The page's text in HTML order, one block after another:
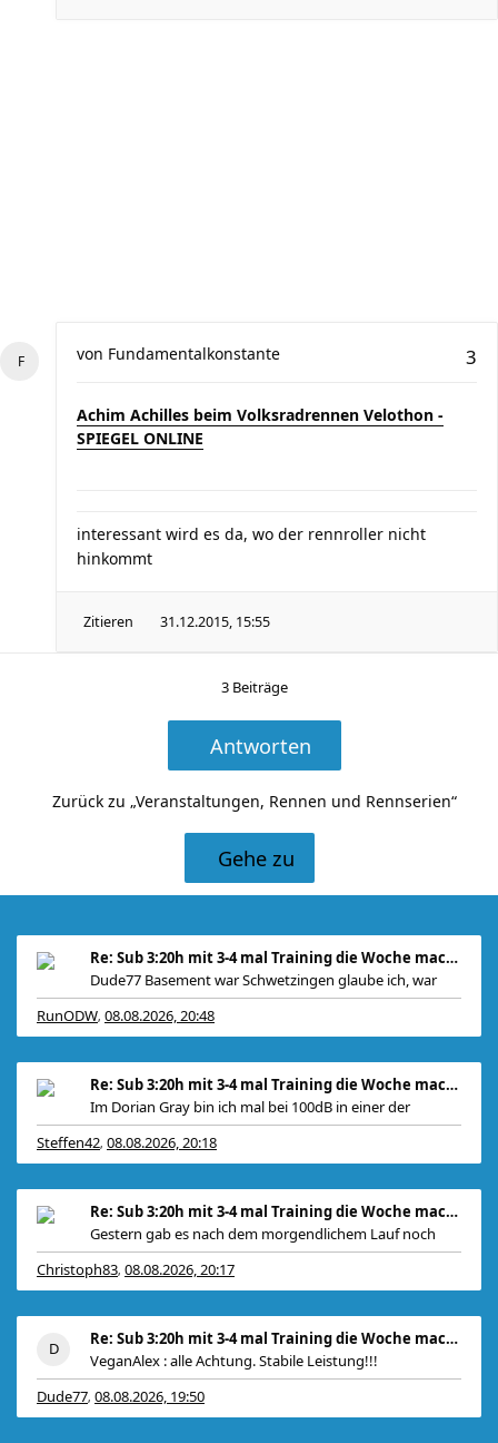
3
von Fundamentalkonstante
Achim Achilles beim Volksradrennen Velothon -
SPIEGEL ONLINE
interessant wird es da, wo der rennroller nicht
hinkommt
Zitieren 31.12.2015, 15:55
3 Beiträge
Antworten
Zurück zu „Veranstaltungen, Rennen und Rennserien“
Gehe zu
Re: Sub 3:20h mit 3-4 mal Training die Woche machb
Dude77 Basement war Schwetzingen glaube ich, war
RunODW, 08.08.2026, 20:48
Re: Sub 3:20h mit 3-4 mal Training die Woche machb
Im Dorian Gray bin ich mal bei 100dB in einer der
Steffen42, 08.08.2026, 20:18
Re: Sub 3:20h mit 3-4 mal Training die Woche machb
Gestern gab es nach dem morgendlichem Lauf noch
Christoph83, 08.08.2026, 20:17
Re: Sub 3:20h mit 3-4 mal Training die Woche machb
VeganAlex : alle Achtung. Stabile Leistung!!!
Dude77, 08.08.2026, 19:50